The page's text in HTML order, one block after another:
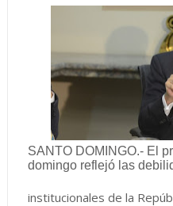
SANTO DOMINGO.- El
domingo reflejó las
institucionales de la